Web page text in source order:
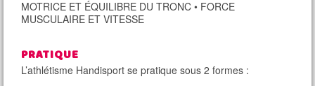
MOTRICE ET ÉQUILIBRE DU TRONC • FORCE
MUSCULAIRE ET VITESSE
PRATIQUE
L’athlétisme Handisport se pratique sous 2 formes :